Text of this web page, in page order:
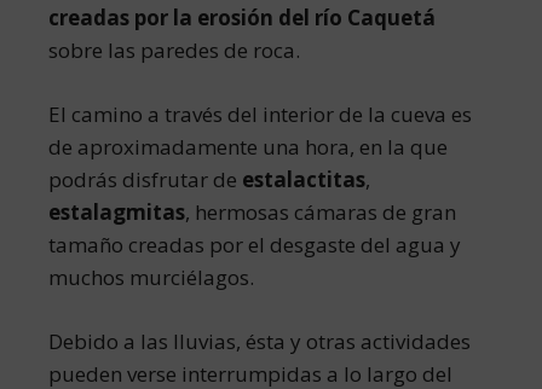
creadas por la erosión del río Caquetá
sobre las paredes de roca.
El camino a través del interior de la cueva es
de aproximadamente una hora, en la que
podrás disfrutar de estalactitas,
estalagmitas, hermosas cámaras de gran
tamaño creadas por el desgaste del agua y
muchos murciélagos.
Debido a las lluvias, ésta y otras actividades
pueden verse interrumpidas a lo largo del